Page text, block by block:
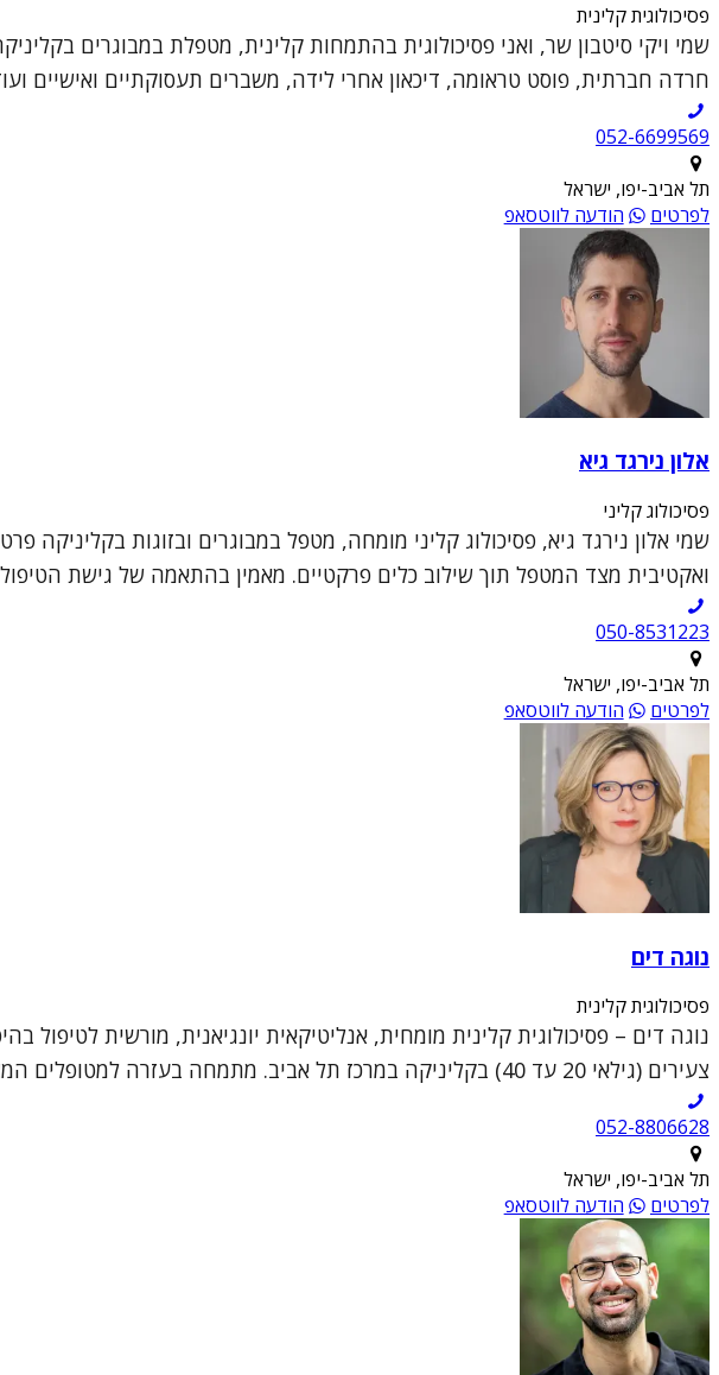
פסיכולוגית קלינית
שמי ויקי סיטבון שר, ואני פסיכולוגית בהתמחות קלינית, מטפלת במבוגרים
חרדה חברתית, פוסט טראומה, דיכאון אחרי לידה, משברים תעסוקתיים ואישיים
052-6699569
תל אביב-יפו, ישראל
לפרטים
הודעה לווטסאפ
אלון נירגד גיא
פסיכולוג קליני
שמי אלון נירגד גיא, פסיכולוג קליני מומחה, מטפל במבוגרים ובזוגות בקליניקה
ואקטיבית מצד המטפל תוך שילוב כלים פרקטיים. מאמין בהתאמה של גישת
050-8531223
תל אביב-יפו, ישראל
לפרטים
הודעה לווטסאפ
נוגה דים
פסיכולוגית קלינית
נוגה דים – פסיכולוגית קלינית מומחית, אנליטיקאית יונגיאנית, מורשית לטיפול
צעירים (גילאי 20 עד 40) בקליניקה במרכז תל אביב. מתמחה בעזרה למטופלים המצויים בצמ...
052-8806628
תל אביב-יפו, ישראל
לפרטים
הודעה לווטסאפ